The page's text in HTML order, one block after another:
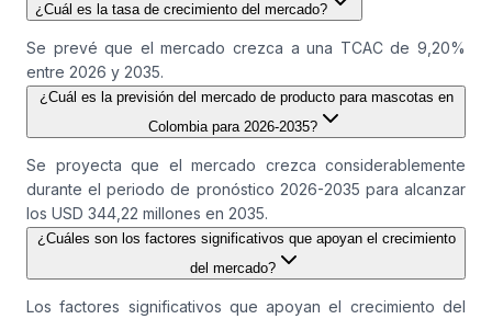
¿Cuál es la tasa de crecimiento del mercado?
Se prevé que el mercado crezca a una TCAC de 9,20%
entre 2026 y 2035.
¿Cuál es la previsión del mercado de producto para mascotas en
Colombia para 2026-2035?
Se proyecta que el mercado crezca considerablemente
durante el periodo de pronóstico 2026-2035 para alcanzar
los USD 344,22 millones en 2035.
¿Cuáles son los factores significativos que apoyan el crecimiento
del mercado?
Los factores significativos que apoyan el crecimiento del